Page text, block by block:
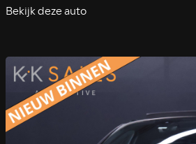
Bekijk deze auto